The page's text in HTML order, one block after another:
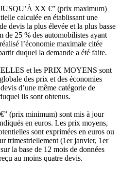
XX €” (prix maximum)
calculée en établissant une
devis la plus élevée et la plus basse
de 25 % des automobilistes ayant
l’économie maximale citée
duquel la demande a été faite.
et les PRIX MOYENS sont
des prix et des économies
d’une même catégorie de
ils sont obtenus.
(prix minimum) sont mis à jour
en euros. Les prix moyens,
sont exprimées en euros ou
trimestriellement (1er janvier, 1er
la base de 12 mois de données
au moins quatre devis.